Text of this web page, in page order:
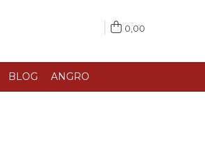
0,00
BLOG ANGRO